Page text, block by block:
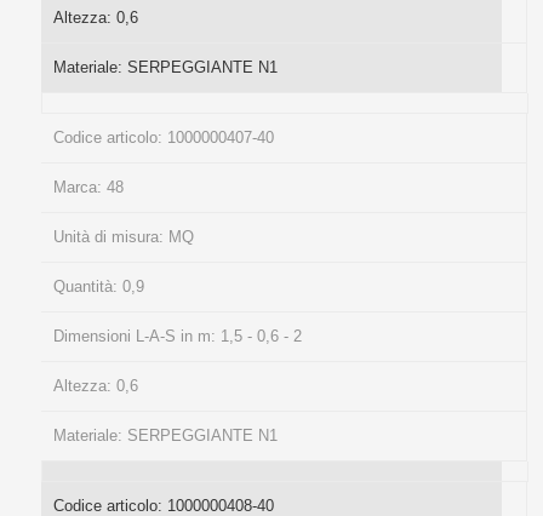
Altezza: 0,6
Materiale: SERPEGGIANTE N1
Codice articolo: 1000000407-40
Marca: 48
Unità di misura: MQ
Quantità: 0,9
Dimensioni L-A-S in m: 1,5 - 0,6 - 2
Altezza: 0,6
Materiale: SERPEGGIANTE N1
Codice articolo: 1000000408-40